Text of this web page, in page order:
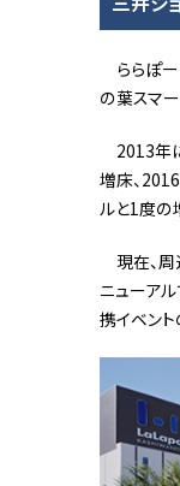
ららぽ
の葉スマ
2013年
増床、
ルと1度の
現在、
ニューア
携イベン